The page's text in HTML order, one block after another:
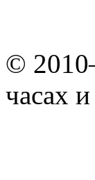
©
часах